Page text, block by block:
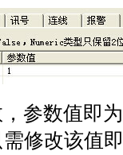
参数值即
修改该值